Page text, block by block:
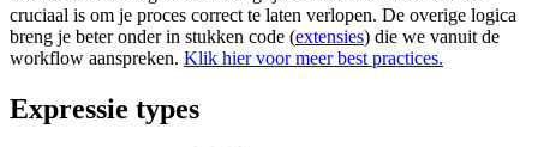
cruciaal is om je proces correct te laten verlopen. De overige logica
breng je beter onder in stukken code (extensies) die we vanuit de
workflow aanspreken. Klik hier voor meer best practices.
Expressie types